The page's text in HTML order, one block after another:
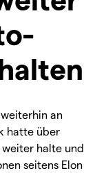
an
hatte über
weiter halte und
seitens Elon